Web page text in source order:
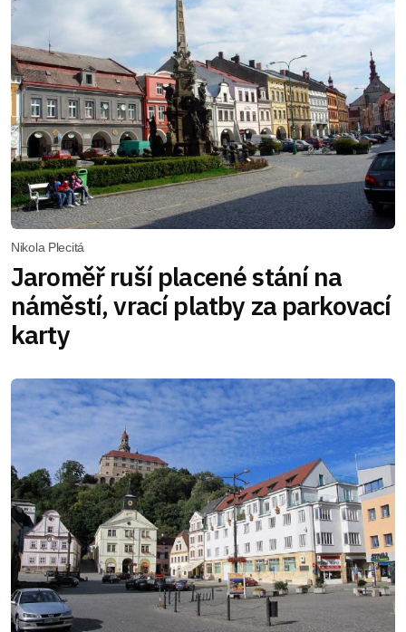
Nikola Plecitá
Jaroměř ruší placené stání na
náměstí, vrací platby za parkovací
karty